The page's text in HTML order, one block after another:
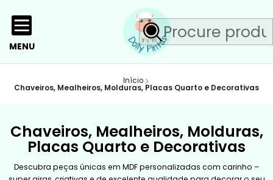
MENU
Início
Chaveiros, Mealheiros, Molduras, Placas Quarto e Decorativas
Chaveiros, Mealheiros, Molduras,
Placas Quarto e Decorativas
Descubra peças únicas em MDF personalizadas com carinho –